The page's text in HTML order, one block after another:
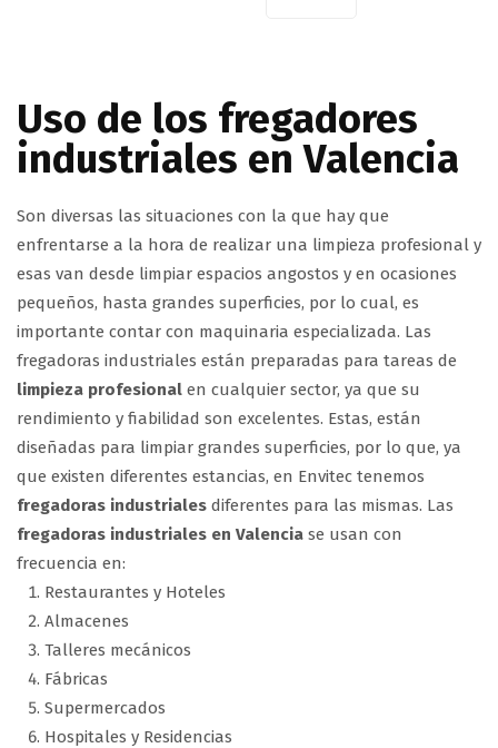
Uso de los fregadores
industriales en Valencia
Son diversas las situaciones con la que hay que
enfrentarse a la hora de realizar una limpieza profesional y
esas van desde limpiar espacios angostos y en ocasiones
pequeños, hasta grandes superficies, por lo cual, es
importante contar con maquinaria especializada. Las
fregadoras industriales están preparadas para tareas de
limpieza profesional en cualquier sector, ya que su
rendimiento y fiabilidad son excelentes. Estas, están
diseñadas para limpiar grandes superficies, por lo que, ya
que existen diferentes estancias, en Envitec tenemos
fregadoras industriales diferentes para las mismas. Las
fregadoras industriales en Valencia se usan con
frecuencia en:
Restaurantes y Hoteles
Almacenes
Talleres mecánicos
Fábricas
Supermercados
Hospitales y Residencias